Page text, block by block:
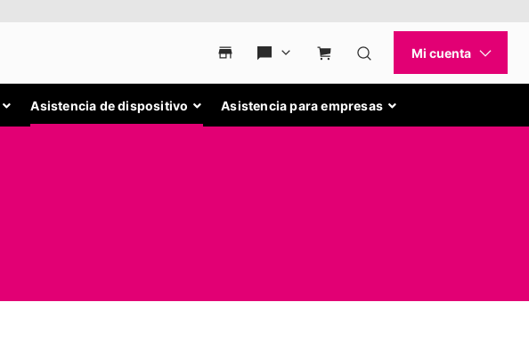
Asistencia de dispositivo Asistencia para empresas